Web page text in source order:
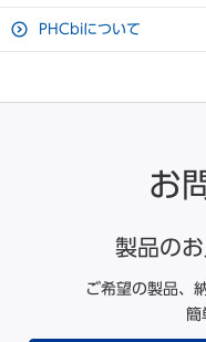
PHCbiについて
お
製品の
ご希望の製品、
簡